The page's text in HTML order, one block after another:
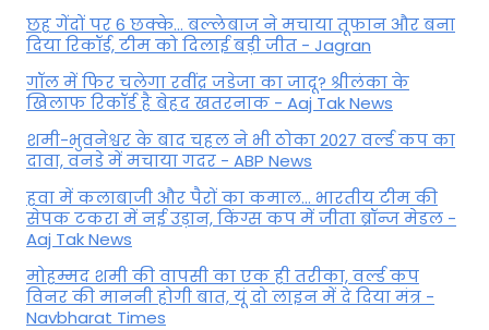
छह गेंदों पर 6 छक्के... बल्लेबाज ने मचाया तूफान और बना
दिया रिकॉर्ड, टीम को दिलाई बड़ी जीत - Jagran
गॉल में फिर चलेगा रवींद्र जडेजा का जादू? श्रीलंका के
खिलाफ रिकॉर्ड है बेहद खतरनाक - Aaj Tak News
शमी-भुवनेश्वर के बाद चहल ने भी ठोका 2027 वर्ल्ड कप का
दावा, वनडे में मचाया गदर - ABP News
हवा में कलाबाजी और पैरों का कमाल... भारतीय टीम की
सेपक टकरा में नई उड़ान, किंग्स कप में जीता ब्रॉन्ज मेडल -
Aaj Tak News
मोहम्मद शमी की वापसी का एक ही तरीका, वर्ल्ड कप
विनर की माननी होगी बात, यूं दो लाइन में दे दिया मंत्र -
Navbharat Times